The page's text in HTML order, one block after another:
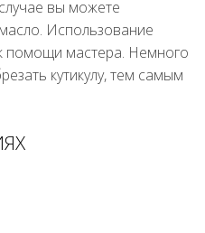
вы можете
Использование
помощи мастера. Немного
кутикулу, тем самым